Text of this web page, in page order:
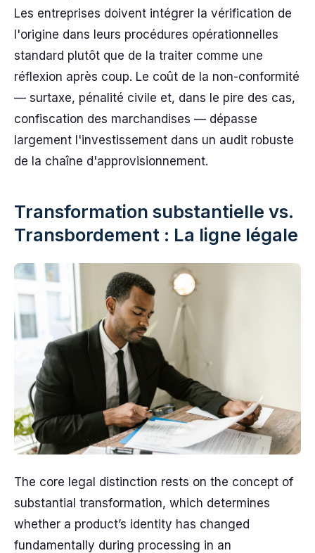
Les entreprises doivent intégrer la vérification de
l'origine dans leurs procédures opérationnelles
standard plutôt que de la traiter comme une
réflexion après coup. Le coût de la non-conformité
— surtaxe, pénalité civile et, dans le pire des cas,
confiscation des marchandises — dépasse
largement l'investissement dans un audit robuste
de la chaîne d'approvisionnement.
Transformation substantielle vs.
Transbordement : La ligne légale
The core legal distinction rests on the concept of
substantial transformation, which determines
whether a product’s identity has changed
fundamentally during processing in an